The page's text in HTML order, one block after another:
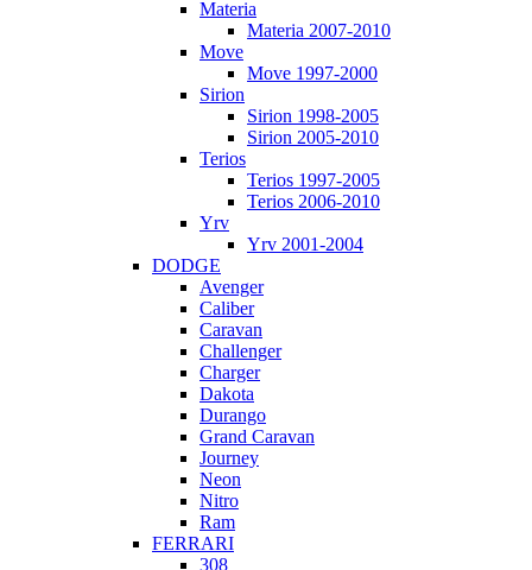
Materia
Materia 2007-2010
Move
Move 1997-2000
Sirion
Sirion 1998-2005
Sirion 2005-2010
Terios
Terios 1997-2005
Terios 2006-2010
Yrv
Yrv 2001-2004
DODGE
Avenger
Caliber
Caravan
Challenger
Charger
Dakota
Durango
Grand Caravan
Journey
Neon
Nitro
Ram
FERRARI
308